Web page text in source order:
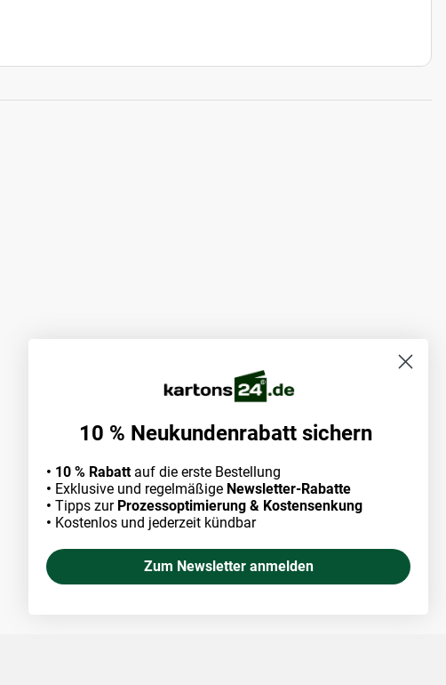
10 % Neukundenrabatt sichern
• 10 % Rabatt auf die erste Bestellung
• Exklusive und regelmäßige Newsletter-Rabatte
• Tipps zur Prozessoptimierung & Kostensenkung
• Kostenlos und jederzeit kündbar
Zum Newsletter anmelden